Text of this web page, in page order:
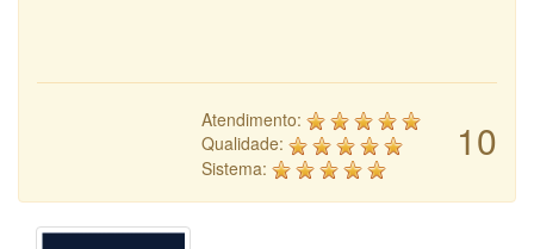
10
Atendimento:
Qualidade:
Sistema: